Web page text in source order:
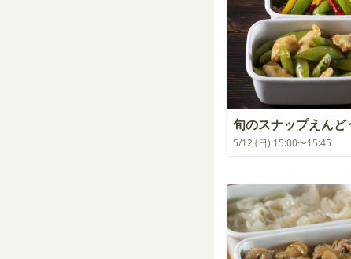
旬のスナップえんど
5/12 (日) 15:00〜15:45